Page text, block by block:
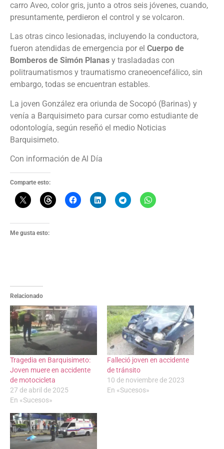
carro Aveo, color gris, junto a otros seis jóvenes, cuando,
presuntamente, perdieron el control y se volcaron.
Las otras cinco lesionadas, incluyendo la conductora,
fueron atendidas de emergencia por el Cuerpo de
Bomberos de Simón Planas y trasladadas con
politraumatismos y traumatismo craneoencefálico, sin
embargo, todas se encuentran estables.
La joven González era oriunda de Socopó (Barinas) y
venía a Barquisimeto para cursar como estudiante de
odontología, según reseñó el medio Noticias
Barquisimeto.
Con información de Al Día
Comparte esto:
Me gusta esto:
Relacionado
Tragedia en Barquisimeto:
Joven muere en accidente
de motocicleta
27 de abril de 2025
En «Sucesos»
Falleció joven en accidente
de tránsito
10 de noviembre de 2023
En «Sucesos»